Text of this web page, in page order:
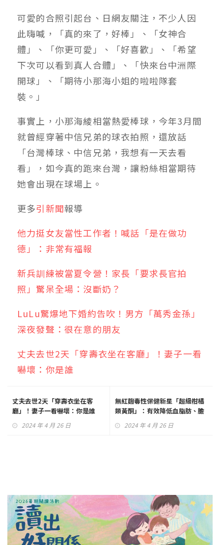
可愛的合照引起台、日網友關注，不少人因
此嗨喊，「真的來了，好棒」、「女神合
體」、「你更可愛」、「好喜歡」、「希望
下次可以看到真人合體」、「快來台中洲際
開球」、「期待小那海小姐的啦啦隊套
裝。」
事實上，小那海綾相當熱愛棒球，今年3月間
就曾經穿著中信兄弟的球衣拍照，還放話
「台灣棒球、中信兄弟，我想有一天去看
看」，如今真的跑來台灣，讓粉絲相當期待
她會出現在球場上。
更多引新聞報導
他力挺女友當性工作者！喊話「是在做功
德」：非常有福報
新兵訓練被當夏令營！家長「要求長官拍
照」驚呆全場：沒斷奶？
LuLu驚爆地下婚約告吹！男方「萬秀金孫」
深夜發聲：很在意的朋友
丈夫去世2天「穿壽衣坐在客廳」！妻子一看
嚇壞：你是誰
丈夫去世2天「穿壽衣坐在客
廳」！妻子一看嚇壞：你是誰
2024 年 4 月 26 日
無紅麴毒性保健新星「超級柑橘
類黃酮」：有效降低血脂肪、膽
2024 年 4 月 26 日